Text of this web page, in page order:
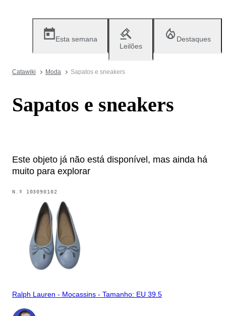
Esta semana
Leilões
Destaques
Catawiki Moda Sapatos e sneakers
Sapatos e sneakers
Este objeto já não está disponível, mas ainda há
muito para explorar
N.º 103090102
Ralph Lauren - Mocassins - Tamanho: EU 39.5